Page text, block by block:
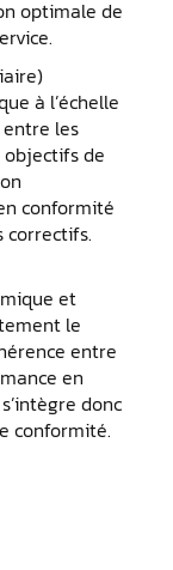
optimale de
à l’échelle
les
de
conformité
correctifs.
et
le
entre
en
donc
conformité.